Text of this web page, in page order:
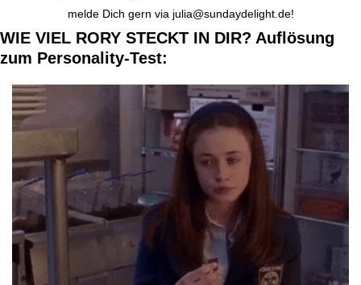
melde Dich gern via julia@sundaydelight.de!
WIE VIEL RORY STECKT IN DIR? Auflösung
zum Personality-Test: